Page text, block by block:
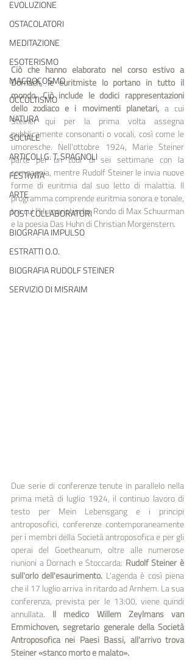
EVOLUZIONE
OSTACOLATORI
MEDITAZIONE
ESOTERISMO
MACROCOSMO
OCCULTISMO
NATURA
SOCIALE
ARTICOLI G. T. SPAGNOLI
FESTIVITA'
ARTE
POST COLLABORATORI
BIOGRAFIA IMPULSO
ESTRATTI O.O.
BIOGRAFIA RUDOLF STEINER
SERVIZIO DI MISRAIM
Ciò che hanno elaborato nel corso estivo a
Dornach, le euritmiste lo portano in tutto il
mondo. Ciò include le dodici rappresentazioni
dello zodiaco e i movimenti planetari, a cui
Steiner qui per la prima volta assegna
pubblicamente consonanti o vocali, così come le
umoresche. Nell'ottobre 1924, Marie Steiner
parte per un tour di sei settimane con la
compagnia, mentre Rudolf Steiner le invia nuove
forme di euritmia dal suo letto di malattia. Il
programma comprende euritmia sonora e tonale,
tra cui l'Humoristische Rondo di Max Schuurman
e la poesia Das Huhn di Christian Morgenstern.
Due serie di conferenze tenute in parallelo nella
prima metà di luglio 1924, il continuo lavoro di
testo per Mein Lebensgang e i principi
antroposofici, conferenze contemporaneamente
per i membri della Società antroposofica e per gli
operai del Goetheanum, oltre alle numerose
riunioni a Dornach e Stoccarda: Rudolf Steiner è
sull'orlo dell'esaurimento. L'agenda è così piena
che il 17 luglio arriva in ritardo ad Arnhem. La sua
conferenza, prevista per le 13:00, viene quindi
annullata. Il medico Willem Zeylmans van
Emmichoven, segretario generale della Società
Antroposofica nei Paesi Bassi, all'arrivo trova
Steiner «stanco morto e malato».